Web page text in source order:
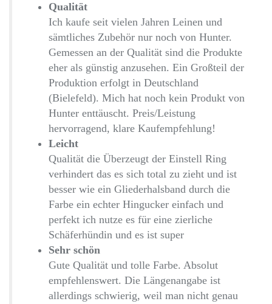
Qualität
Ich kaufe seit vielen Jahren Leinen und
sämtliches Zubehör nur noch von Hunter.
Gemessen an der Qualität sind die Produkte
eher als günstig anzusehen. Ein Großteil der
Produktion erfolgt in Deutschland
(Bielefeld). Mich hat noch kein Produkt von
Hunter enttäuscht. Preis/Leistung
hervorragend, klare Kaufempfehlung!
Leicht
Qualität die Überzeugt der Einstell Ring
verhindert das es sich total zu zieht und ist
besser wie ein Gliederhalsband durch die
Farbe ein echter Hingucker einfach und
perfekt ich nutze es für eine zierliche
Schäferhündin und es ist super
Sehr schön
Gute Qualität und tolle Farbe. Absolut
empfehlenswert. Die Längenangabe ist
allerdings schwierig, weil man nicht genau